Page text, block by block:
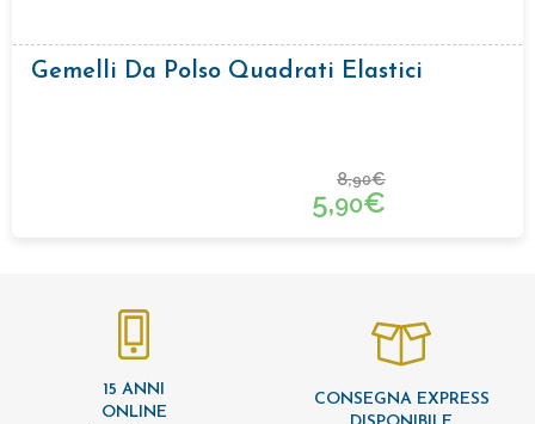
Gemelli Da Polso Quadrati Elastici
8,90€
5,90€
15 ANNI
ONLINE
CONSEGNA EXPRESS